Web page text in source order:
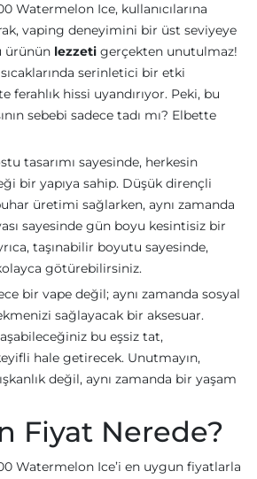
Watermelon Ice, kullanıcılarına
vaping deneyimini bir üst seviyeye
ürünün lezzeti gerçekten unutulmaz!
serinletici bir etki
ferahlık hissi uyandırıyor. Peki, bu
sebebi sadece tadı mı? Elbette
tasarımı sayesinde, herkesin
bir yapıya sahip. Düşük dirençli
üretimi sağlarken, aynı zamanda
sayesinde gün boyu kesintisiz bir
taşınabilir boyutu sayesinde,
götürebilirsiniz.
bir vape değil; aynı zamanda sosyal
sağlayacak bir aksesuar.
bu eşsiz tat,
hale getirecek. Unutmayın,
değil, aynı zamanda bir yaşam
Fiyat Nerede?
Watermelon Ice’i en uygun fiyatlarla